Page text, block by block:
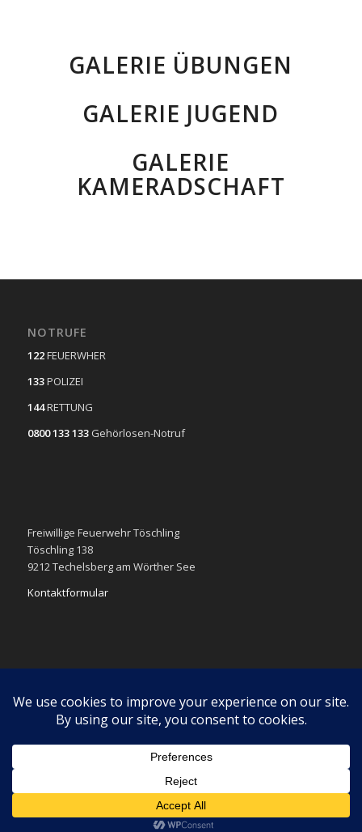
GALERIE ÜBUNGEN
GALERIE JUGEND
GALERIE
KAMERADSCHAFT
NOTRUFE
122FEUERWHER
133POLIZEI
144RETTUNG
0800 133 133 Gehörlosen-Notruf
Freiwillige Feuerwehr Töschling
Töschling 138
9212 Techelsberg am Wörther See
Kontaktformular
Datenschutzerklärung
© Copyright - Freiwillige Feuerwehr Töschling
stimmst du der Verwendung von Cookies zu.
Learn more